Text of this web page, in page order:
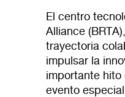
El centro
Alliance
trayectoria
impulsar la
importante hito
evento